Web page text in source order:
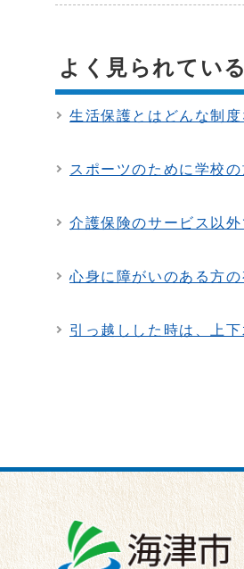
よく見られてい
生活保護とはどんな制
スポーツのために学校
介護保険のサービス以
心身に障がいのある方
引っ越しした時は、上